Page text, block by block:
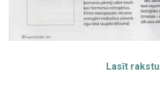
Lasīt rakstu